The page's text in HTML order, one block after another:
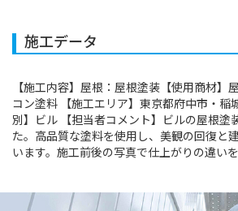
施工データ
【施工内容】屋根：屋根塗装【使用商材】
コン塗料 【施工エリア】東京都府中市・稲
別】ビル 【担当者コメント】ビルの屋根塗
た。高品質な塗料を使用し、美観の回復と
います。施工前後の写真で仕上がりの違い